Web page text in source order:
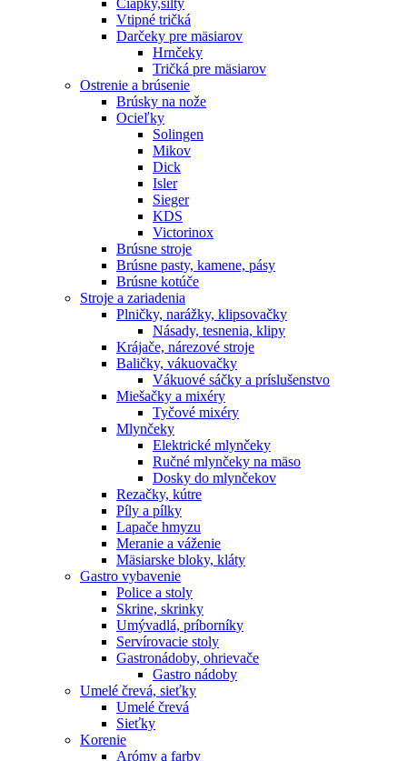
Vtipné tričká
Darčeky pre mäsiarov
Hrnčeky
Tričká pre mäsiarov
Ostrenie a brúsenie
Brúsky na nože
Ocieľky
Solingen
Mikov
Dick
Isler
Sieger
KDS
Victorinox
Brúsne stroje
Brúsne pasty, kamene, pásy
Brúsne kotúče
Stroje a zariadenia
Plničky, narážky, klipsovačky
Násady, tesnenia, klipy
Krájače, nárezové stroje
Baličky, vákuovačky
Vákuové sáčky a príslušenstvo
Miešačky a mixéry
Tyčové mixéry
Mlynčeky
Elektrické mlynčeky
Ručné mlynčeky na mäso
Dosky do mlynčekov
Rezačky, kútre
Píly a pílky
Lapače hmyzu
Meranie a váženie
Mäsiarske bloky, kláty
Gastro vybavenie
Police a stoly
Skrine, skrinky
Umývadlá, príborníky
Servírovacie stoly
Gastronádoby, ohrievače
Gastro nádoby
Umelé črevá, sieťky
Umelé črevá
Sieťky
Korenie
Arómy a farby